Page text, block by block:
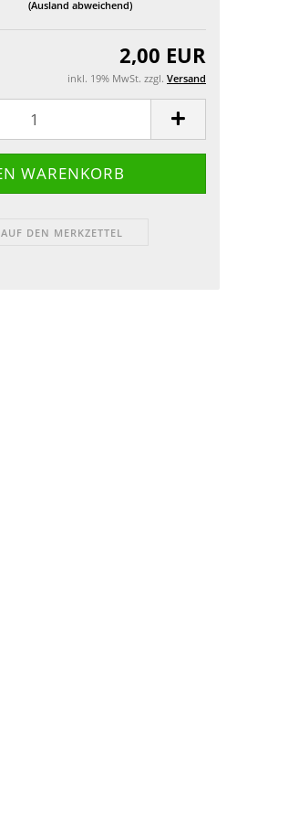
(Ausland abweichend)
2,00 EUR
inkl. 19% MwSt. zzgl. Versand
AUF DEN MERKZETTEL